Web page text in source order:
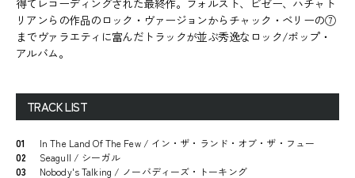
得てレコーディングされた最終作。フォルスト、ビゼー、ハチャト
リアンらの作品のロック・ヴァージョンからチャック・ベリーの⑦
までヴァラエティに富んだトラックが並ぶ秀逸なロック/ポップ・
アルバム。
TRACK LIST
01
In The Land Of The Few / イン・ザ・ランド・オブ・ザ・フュー
02
Seagull / シーガル
03
Nobody's Talking / ノーバディーズ・トーキング